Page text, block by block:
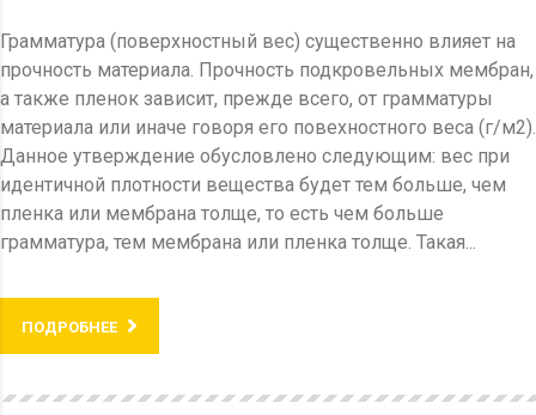
Грамматура (поверхностный вес) существенно влияет на
прочность материала. Прочность подкровельных мембран,
а также пленок зависит, прежде всего, от грамматуры
материала или иначе говоря его повехностного веса (г/м2).
Данное утверждение обусловлено следующим: вес при
идентичной плотности вещества будет тем больше, чем
пленка или мембрана толще, то есть чем больше
грамматура, тем мембрана или пленка толще. Такая...
ПОДРОБНЕЕ